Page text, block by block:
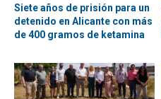
Siete años de prisión para un
detenido en Alicante con más
de 400 gramos de ketamina